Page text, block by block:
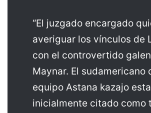
“El juzgado encargado
averiguar los vínculos de
con el controvertido
Maynar. El sudamericano
equipo Astana kazajo
inicialmente citado como